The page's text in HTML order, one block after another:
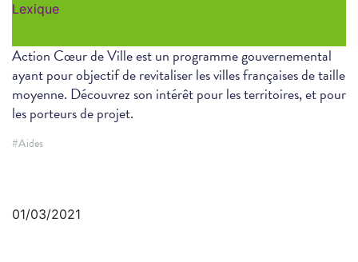
Lexique
Action Cœur de Ville est un programme gouvernemental
ayant pour objectif de revitaliser les villes françaises de taille
moyenne. Découvrez son intérêt pour les territoires, et pour
les porteurs de projet.
#Aides
01/03/2021